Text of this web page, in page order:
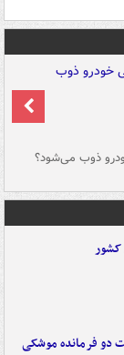
ذوب می‌شود؟
کشور
دو فرمانده‌ موشکی